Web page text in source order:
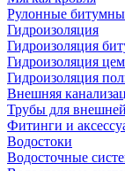
Рулонные
Гидроизоляция
Гидроизоляция
Гидроизоляция
Гидроизоляция
Внешняя
Трубы для
Фитинги и
Водостоки
Водосточные